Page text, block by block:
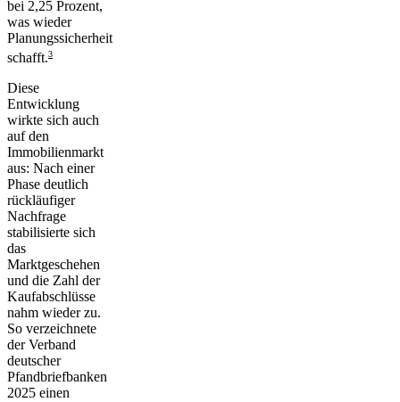
bei 2,25 Prozent,
was wieder
Planungssicherheit
schafft.3
Diese
Entwicklung
wirkte sich auch
auf den
Immobilienmarkt
aus: Nach einer
Phase deutlich
rückläufiger
Nachfrage
stabilisierte sich
das
Marktgeschehen
und die Zahl der
Kaufabschlüsse
nahm wieder zu.
So verzeichnete
der Verband
deutscher
Pfandbriefbanken
2025 einen